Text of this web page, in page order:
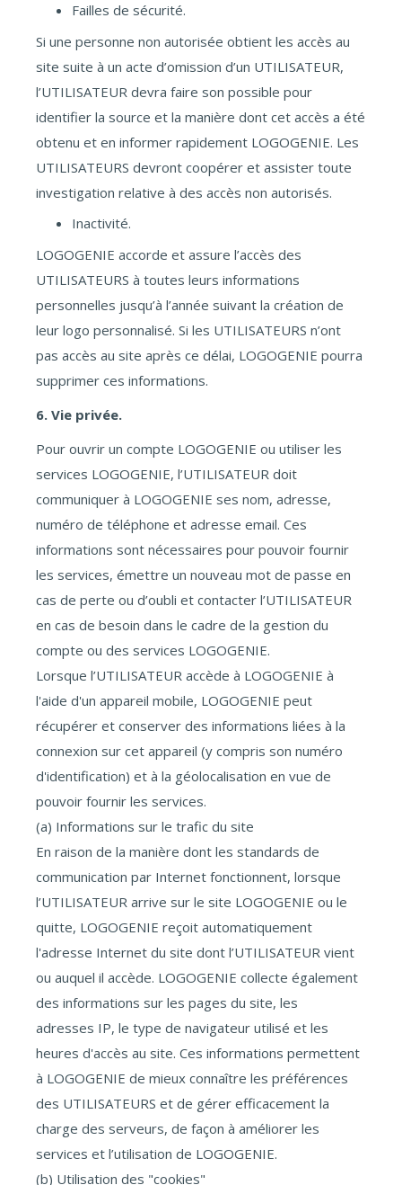
Failles de sécurité.
Si une personne non autorisée obtient les accès au
site suite à un acte d’omission d’un UTILISATEUR,
l’UTILISATEUR devra faire son possible pour
identifier la source et la manière dont cet accès a été
obtenu et en informer rapidement LOGOGENIE. Les
UTILISATEURS devront coopérer et assister toute
investigation relative à des accès non autorisés.
Inactivité.
LOGOGENIE accorde et assure l’accès des
UTILISATEURS à toutes leurs informations
personnelles jusqu’à l’année suivant la création de
leur logo personnalisé. Si les UTILISATEURS n’ont
pas accès au site après ce délai, LOGOGENIE pourra
supprimer ces informations.
6. Vie privée.
Pour ouvrir un compte LOGOGENIE ou utiliser les
services LOGOGENIE, l’UTILISATEUR doit
communiquer à LOGOGENIE ses nom, adresse,
numéro de téléphone et adresse email. Ces
informations sont nécessaires pour pouvoir fournir
les services, émettre un nouveau mot de passe en
cas de perte ou d’oubli et contacter l’UTILISATEUR
en cas de besoin dans le cadre de la gestion du
compte ou des services LOGOGENIE.
Lorsque l’UTILISATEUR accède à LOGOGENIE à
l'aide d'un appareil mobile, LOGOGENIE peut
récupérer et conserver des informations liées à la
connexion sur cet appareil (y compris son numéro
d'identification) et à la géolocalisation en vue de
pouvoir fournir les services.
(a) Informations sur le trafic du site
En raison de la manière dont les standards de
communication par Internet fonctionnent, lorsque
l’UTILISATEUR arrive sur le site LOGOGENIE ou le
quitte, LOGOGENIE reçoit automatiquement
l'adresse Internet du site dont l’UTILISATEUR vient
ou auquel il accède. LOGOGENIE collecte également
des informations sur les pages du site, les
adresses IP, le type de navigateur utilisé et les
heures d'accès au site. Ces informations permettent
à LOGOGENIE de mieux connaître les préférences
des UTILISATEURS et de gérer efficacement la
charge des serveurs, de façon à améliorer les
services et l’utilisation de LOGOGENIE.
(b) Utilisation des "cookies"